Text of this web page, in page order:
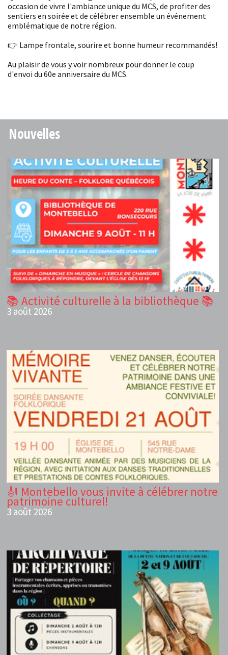
occasion de vivre l'ambiance unique du MCS, de profiter des
sentiers en soirée et de célébrer ensemble un événement
emblématique de notre région.
👉 Lampe frontale, sourire et bonne humeur recommandés!
Au plaisir de vous y voir nombreux pour donner le coup
d'envoi du 60e anniversaire du MCS.
Nouvelles
📚 Activité culturelle à la bibliothèque 📚
3 août 2026
🎻 Montebello vous invite à célébrer notre
patrimoine culturel!
3 août 2026